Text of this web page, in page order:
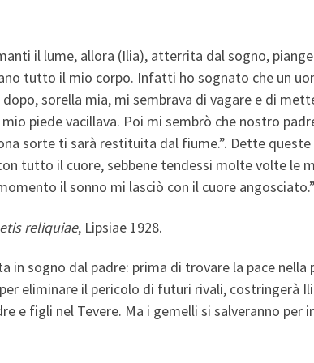
il lume, allora (Ilia), atterrita dal sogno,
tutto il mio corpo. Infatti ho sognato che un
sorella mia, mi sembrava di vagare e di
piede vacillava. Poi mi sembrò che nostro
sorte ti sarà restituita dal fiume.”. Dette
tutto il cuore, sebbene tendessi molte volte le
il sonno mi lasciò con il cuore
reliquiae, Lipsiae 1928.
in sogno dal padre: prima di trovare la pace
eliminare il pericolo di futuri rivali, costringerà
e figli nel Tevere. Ma i gemelli si salveranno per